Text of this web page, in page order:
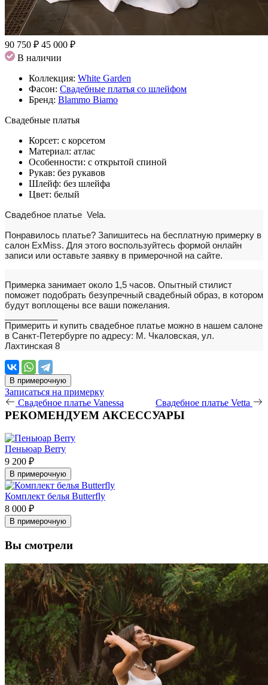
90 750 ₽ 45 000 ₽
В наличии
Коллекция: White Garden
Фасон: Свадебные платья со шлейфом
Бренд: Blammo Biamo
Свадебные платья
Корсет: с корсетом
Материал: атлас
Особенности: с открытой спиной
Рукав: без рукавов
Шлейф: без шлейфа
Цвет: белый
Свадебное платье Vela.
Понравилось платье? Запишитесь на бесплатную примерку в
салон ExMiss. Для этого воспользуйтесь формой онлайн
записи или оставьте заявку в примерочной на сайте.
Примерка занимает около 1,5 часов. Опытный стилист
поможет подобрать безупречный свадебный образ, в котором
будут воплощены все ваши пожелания.
Примерить и купить свадебное платье можно в нашем салоне
в Санкт-Петербурге по адресу: М. Чкаловская, ул.
Лахтинская 8
В примерочную
Записаться на примерку
Свадебное платье Vanessa
Свадебное платье Vetta
РЕКОМЕНДУЕМ АКСЕССУАРЫ
Пеньюар Berry
9 200 ₽
В примерочную
Комплект белья Butterfly
8 000 ₽
В примерочную
Вы смотрели